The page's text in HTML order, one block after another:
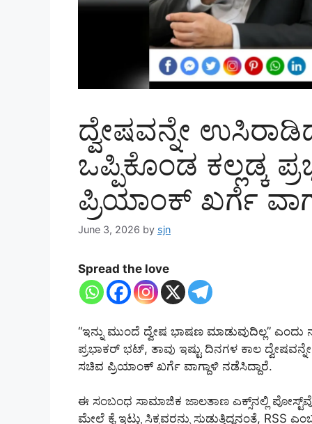
ದ್ವೇಷವನ್ನೇ
ಒಪ್ಪಿಕೊಂಡ ಕಲ್ಲಡ್ಕ
ಪ್ರಿಯಾಂಕ್ ಖರ್ಗೆ
June 3, 2026 by sjn
Spread the love
“ಇನ್ನು ಮುಂದೆ ದ್ವೇಷ ಭಾಷಣ ಮಾಡುವುದಿಲ್ಲ”
ಪ್ರಭಾಕರ್ ಭಟ್, ತಾವು ಇಷ್ಟು ದಿನಗಳ ಕಾಲ
ಸಚಿವ ಪ್ರಿಯಾಂಕ್‌ ಖರ್ಗೆ ವಾಗ್ದಾಳಿ ನಡೆಸಿದ್ದಾರೆ.
ಈ ಸಂಬಂಧ ಸಾಮಾಜಿಕ ಜಾಲತಾಣ ಎಕ್ಸ್‌ನಲ್ಲಿ
ಮೇಲೆ ಕೈ ಇಟ್ಟು ಸಿಕ್ಕವರನ್ನು ಸುಡುತ್ತಿದ್ದನಂತೆ,